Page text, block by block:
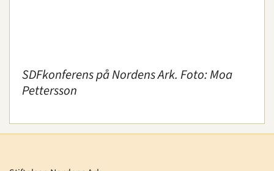
SDFkonferens på Nordens Ark. Foto: Moa
Pettersson